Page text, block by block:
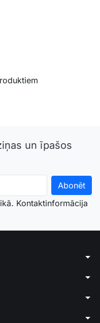
un īpašos
Kontaktinformācija
arrow_drop_down
arrow_drop_down
arrow_drop_down
arrow_drop_down